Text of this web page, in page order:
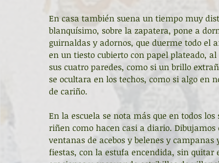
En casa también suena un tiempo muy
blanquísimo, sobre la zapatera, pone a
guirnaldas y adornos, que duerme todo el
en un tiesto cubierto con papel plateado,
sus cuatro paredes, como si un brillo
se ocultara en los techos, como si algo en
de cariño.
En la escuela se nota más que en todos
riñen como hacen casi a diario.
ventanas de acebos y belenes y
fiestas, con la estufa encendida, sin